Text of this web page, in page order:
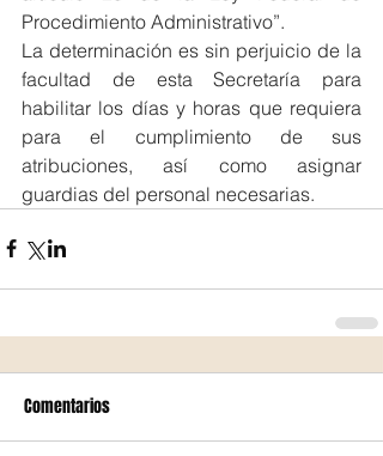
Procedimiento Administrativo”.
La determinación es sin perjuicio de la
facultad de esta Secretaría para
habilitar los días y horas que requiera
para el cumplimiento de sus
atribuciones, así como asignar
guardias del personal necesarias.
Comentarios